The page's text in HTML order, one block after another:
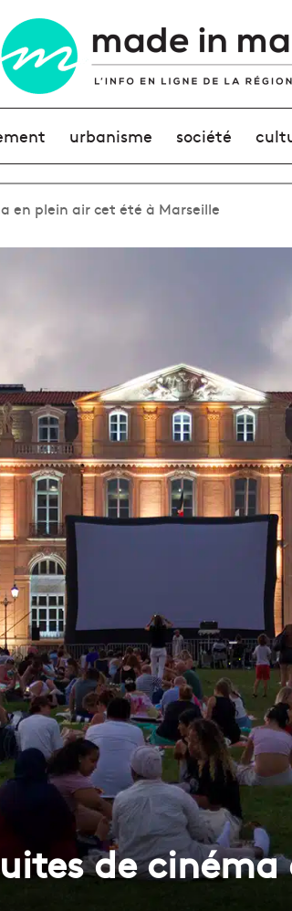
urbanisme société
en plein air cet été à Marseille
de